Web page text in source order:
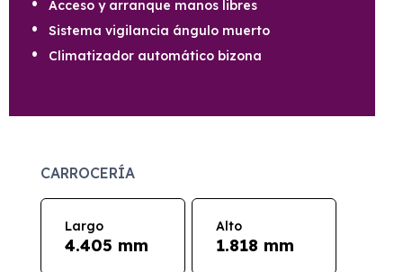
Acceso y arranque manos libres
Sistema vigilancia ángulo muerto
Climatizador automático bizona
CARROCERÍA
Largo
4.405 mm
Alto
1.818 mm